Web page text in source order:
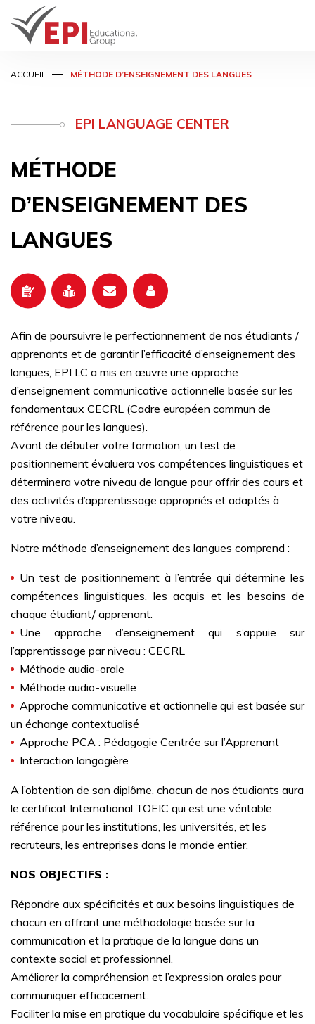
au
EPI LANGUAGE CENTER
ACCUEIL MÉTHODE D’ENSEIGNEMENT DES LANGUES
MÉTHODE
D’ENSEIGNEMENT DES
LANGUES
Afin de poursuivre le perfectionnement de nos étudiants /
apprenants et de garantir l’efficacité d’enseignement des
langues, EPI LC a mis en œuvre une approche
d’enseignement communicative actionnelle basée sur les
fondamentaux CECRL (Cadre européen commun de
référence pour les langues).
Avant de débuter votre formation, un test de
positionnement évaluera vos compétences linguistiques et
déterminera votre niveau de langue pour offrir des cours et
des activités d’apprentissage appropriés et adaptés à
votre niveau.
Notre méthode d’enseignement des langues comprend :
Un test de positionnement à l’entrée qui détermine les
compétences linguistiques, les acquis et les besoins de
chaque étudiant/ apprenant.
Une approche d’enseignement qui s’appuie sur
l’apprentissage par niveau : CECRL
Méthode audio-orale
Méthode audio-visuelle
Approche communicative et actionnelle qui est basée sur
un échange contextualisé
Approche PCA : Pédagogie Centrée sur l’Apprenant
Interaction langagière
A l’obtention de son diplôme, chacun de nos étudiants aura
le certificat International TOEIC qui est une véritable
référence pour les institutions, les universités, et les
recruteurs, les entreprises dans le monde entier.
NOS OBJECTIFS :
Répondre aux spécificités et aux besoins linguistiques de
chacun en offrant une méthodologie basée sur la
communication et la pratique de la langue dans un
contexte social et professionnel.
Améliorer la compréhension et l’expression orales pour
communiquer efficacement.
Faciliter la mise en pratique du vocabulaire spécifique et les